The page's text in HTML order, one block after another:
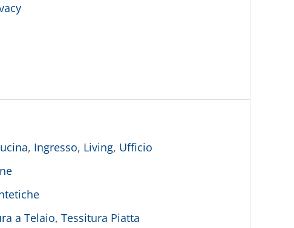
, Ingresso, Living, Ufficio
a Telaio, Tessitura Piatta